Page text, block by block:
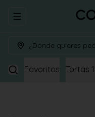
Abrir menu de
¿Dónde quieres
Favoritos Tortas